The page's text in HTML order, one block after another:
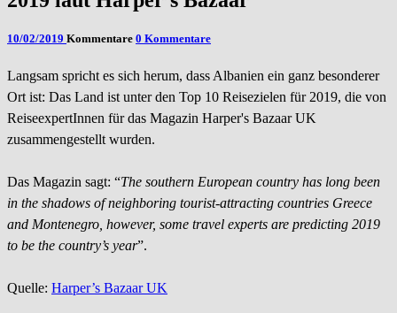
10/02/2019 Kommentare 0 Kommentare
Langsam spricht es sich herum, dass Albanien ein ganz besonderer
Ort ist: Das Land ist unter den Top 10 Reisezielen für 2019, die von
ReiseexpertInnen für das Magazin Harper's Bazaar UK
zusammengestellt wurden.
Das Magazin sagt: “The southern European country has long been
in the shadows of neighboring tourist-attracting countries Greece
and Montenegro, however, some travel experts are predicting 2019
to be the country’s year”.
Quelle: Harper’s Bazaar UK